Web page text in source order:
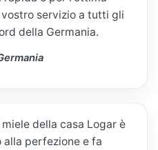
servizio a tutti gli
della Germania.
della casa Logar è
perfezione e fa